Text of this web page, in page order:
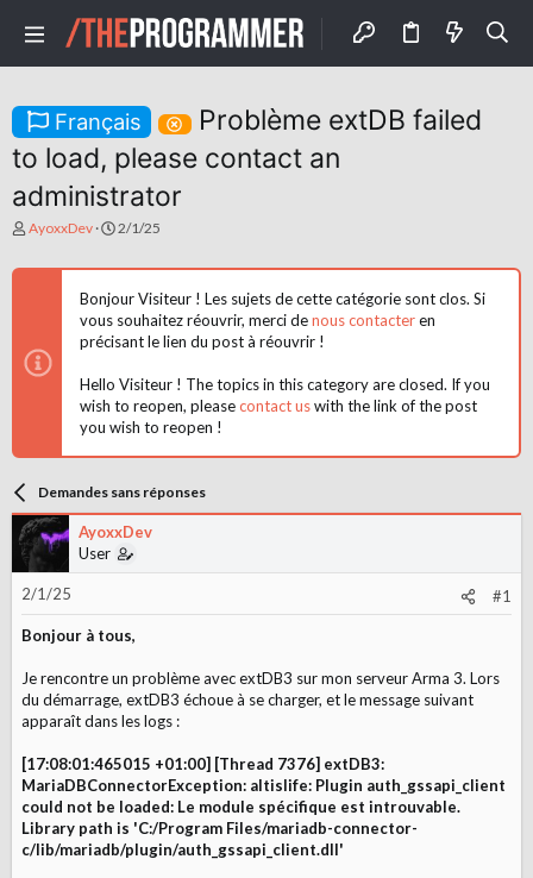
Français
Problème extDB failed
to load, please contact an
administrator
A
t
e
l
s
s
s
i
o
n
AyoxxDev
D
t
d
e
d
b
u
t
2/1/25
Bonjour Visiteur ! Les sujets de cette catégorie sont clos. Si
vous souhaitez réouvrir, merci denous contacteren
précisant le lien du post à réouvrir !
Hello Visiteur ! The topics in this category are closed. If you
wish to reopen, pleasecontact uswith the link of the post
you wish to reopen !
Demandes sans réponses
AyoxxDev
User
2/1/25 #1
Bonjour à tous,
Je rencontre un problème avec extDB3 sur mon serveur Arma 3. Lors
du démarrage, extDB3 échoue à se charger, et le message suivant
apparaît dans les logs :
[17:08:01:465015 +01:00] [Thread 7376] extDB3:
MariaDBConnectorException: altislife: Plugin auth_gssapi_client
could not be loaded: Le module spécifique est introuvable.
Library path is 'C:/Program Files/mariadb-connector-
c/lib/mariadb/plugin/auth_gssapi_client.dll'